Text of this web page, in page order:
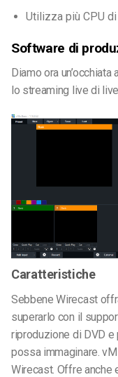
Utilizza più CPU
Software di
Diamo ora
lo streaming live di
Caratteristiche
Sebbene Wirecast
superarlo con il
riproduzione di DVD
possa immaginare.
Wirecast. Offre anche